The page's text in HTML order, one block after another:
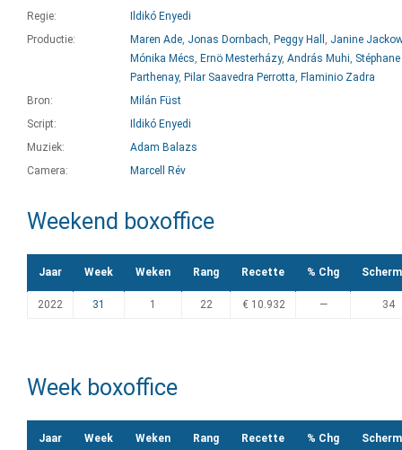
Regie:
Ildikó Enyedi
Productie:
Maren Ade, Jonas Dornbach, Peggy Hall , Janine
Mónika Mécs, Ernö Mesterházy, András Muhi, Stéphane
Parthenay, Pilar Saavedra Perrotta, Flaminio Zadra
Bron:
Milán Füst
Script:
Ildikó Enyedi
Muziek:
Adam Balazs
Camera:
Marcell Rév
Weekend boxoffice
Jaar Week Weken Rang Recette % Chg
2022 31 1 22 € 10.932 — 34
Week boxoffice
Jaar Week Weken Rang Recette % Chg